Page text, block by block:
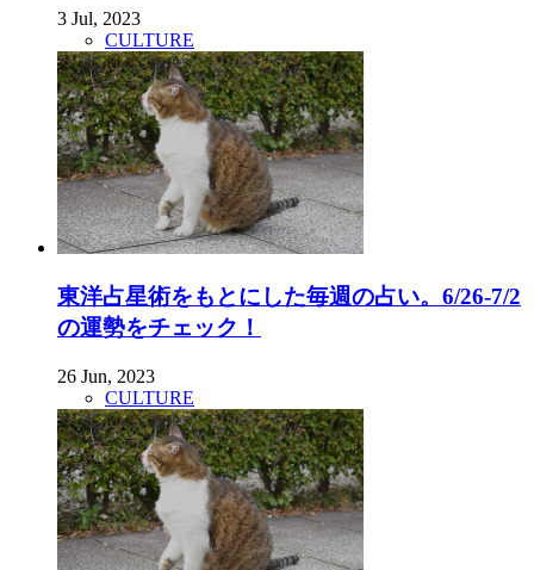
3 Jul, 2023
CULTURE
東洋占星術をもとにした毎週の占い。6/26-7/2
の運勢をチェック！
26 Jun, 2023
CULTURE